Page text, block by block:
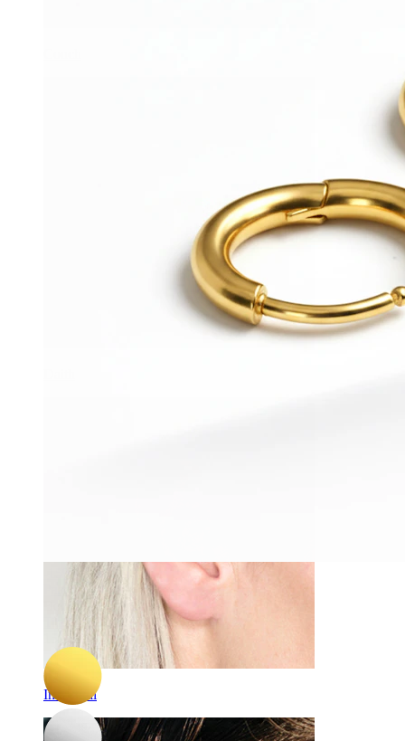
Industrial
-15%
Bodymod Premium
Titaanist huggie kõrvarõngaste paar
15,22 €
17,90 €